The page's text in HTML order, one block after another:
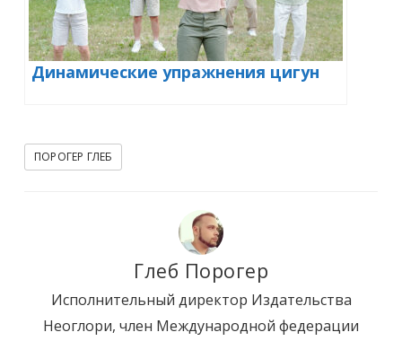
Динамические упражнения цигун
ПОРОГЕР ГЛЕБ
Глеб Порогер
Исполнительный директор Издательства
Неоглори, член Международной федерации